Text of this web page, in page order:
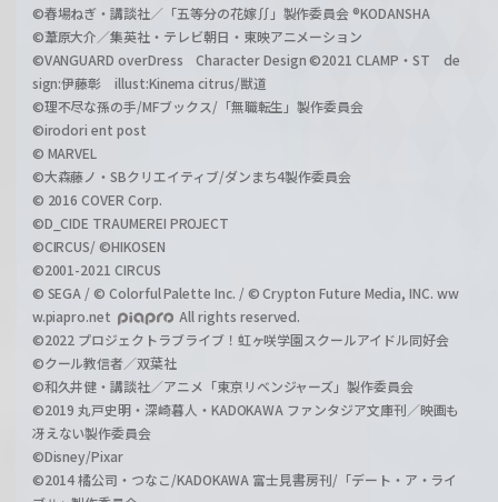
©春場ねぎ・講談社／「五等分の花嫁∬」製作委員会 ®KODANSHA
©葦原大介／集英社・テレビ朝日・東映アニメーション
©VANGUARD overDress Character Design ©2021 CLAMP・ST de
sign:伊藤彰 illust:Kinema citrus/獣道
©理不尽な孫の手/MFブックス/「無職転生」製作委員会
©irodori ent post
© MARVEL
©大森藤ノ・SBクリエイティブ/ダンまち4製作委員会
© 2016 COVER Corp.
©D_CIDE TRAUMEREI PROJECT
©CIRCUS/ ©HIKOSEN
©2001-2021 CIRCUS
© SEGA / © Colorful Palette Inc. / © Crypton Future Media, INC. ww
w.piapro.net
All rights reserved.
©2022 プロジェクトラブライブ！虹ヶ咲学園スクールアイドル同好会
©クール教信者／双葉社
©和久井健・講談社／アニメ「東京リベンジャーズ」製作委員会
©2019 丸戸史明・深崎暮人・KADOKAWA ファンタジア文庫刊／映画も
冴えない製作委員会
©Disney/Pixar
©2014 橘公司・つなこ/KADOKAWA 富士見書房刊/「デート・ア・ライ